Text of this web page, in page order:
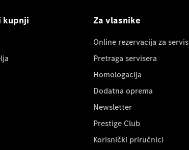
kupnji Za vlasnike
Online rezervacija za servis
Pretraga servisera
Homologacija
Dodatna oprema
Newsletter
Prestige Club
Korisnički priručnici